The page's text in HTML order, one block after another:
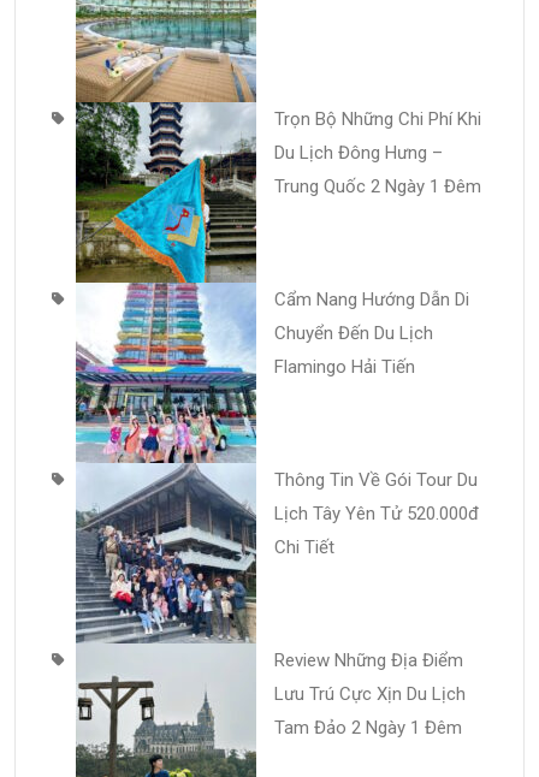
Trọn Bộ Những Chi Phí Khi
Du Lịch Đông Hưng –
Trung Quốc 2 Ngày 1 Đêm
Cẩm Nang Hướng Dẫn Di
Chuyển Đến Du Lịch
Flamingo Hải Tiến
Thông Tin Về Gói Tour Du
Lịch Tây Yên Tử 520.000đ
Chi Tiết
Review Những Địa Điểm
Lưu Trú Cực Xịn Du Lịch
Tam Đảo 2 Ngày 1 Đêm